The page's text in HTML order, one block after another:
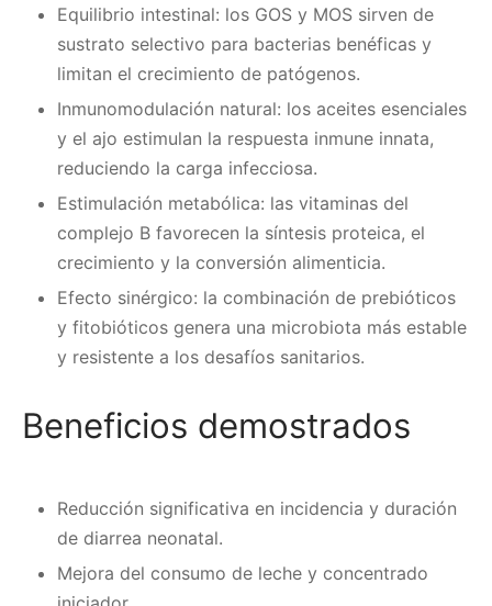
Equilibrio intestinal: los GOS y MOS sirven de
sustrato selectivo para bacterias benéficas y
limitan el crecimiento de patógenos.
Inmunomodulación natural: los aceites esenciales
y el ajo estimulan la respuesta inmune innata,
reduciendo la carga infecciosa.
Estimulación metabólica: las vitaminas del
complejo B favorecen la síntesis proteica, el
crecimiento y la conversión alimenticia.
Efecto sinérgico: la combinación de prebióticos
y fitobióticos genera una microbiota más estable
y resistente a los desafíos sanitarios.
Beneficios demostrados
Reducción significativa en incidencia y duración
de diarrea neonatal.
Mejora del consumo de leche y concentrado